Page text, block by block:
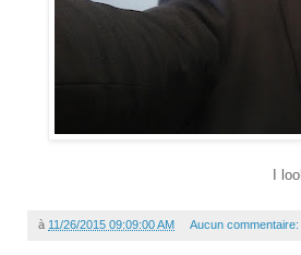
I
à 11/26/2015 09:09:00 AM Aucun commentaire: